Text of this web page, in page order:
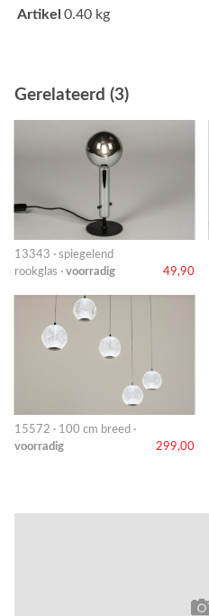
Artikel 0.40 kg
Gerelateerd (3)
13343 · spiegelend
rookglas · voorradig 49,90
15572 · 100 cm breed ·
voorradig
299,00